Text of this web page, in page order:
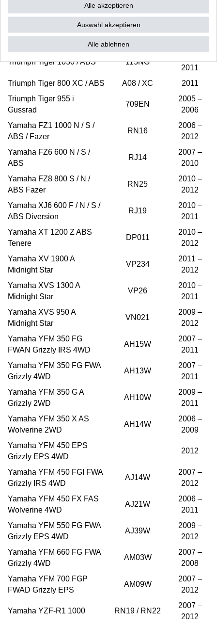
986ME
2010
Triumph Thunderbird 1600 /
B16BA
Triumph Tiger 1050 / ABS 115NG
2011
Triumph Tiger 800 XC / ABS
A08 / XC
2011
Triumph Tiger 955 i
Gussrad
709EN
2005 –
2006
Yamaha FZ1 1000 N / S /
ABS / Fazer
RN16
2006 –
2012
Yamaha FZ6 600 N / S /
ABS
RJ14
2007 –
2010
Yamaha FZ8 800 S / N /
ABS Fazer
RN25
2010 –
2012
Yamaha XJ6 600 F / N / S /
ABS Diversion
RJ19
2010 –
2011
Yamaha XT 1200 Z ABS
Tenere
DP011
2010 –
2012
Yamaha XV 1900 A
Midnight Star
VP234
2011 –
2012
Yamaha XVS 1300 A
Midnight Star
VP26
2010 –
2011
Yamaha XVS 950 A
Midnight Star
VN021
2009 –
2012
Yamaha YFM 350 FG
FWAN Grizzly IRS 4WD
AH15W
2007 –
2011
Yamaha YFM 350 FG FWA
Grizzly 4WD
AH13W
2007 –
2011
Yamaha YFM 350 G A
Grizzly 2WD
AH10W
2009 –
2011
Yamaha YFM 350 X AS
Wolverine 2WD
AH14W
2006 –
2009
Yamaha YFM 450 EPS
Grizzly EPS 4WD
2012
Yamaha YFM 450 FGI FWA
Grizzly IRS 4WD
AJ14W
2007 –
2012
Yamaha YFM 450 FX FAS
Wolverine 4WD
AJ21W
2006 –
2011
Yamaha YFM 550 FG FWA
Grizzly EPS 4WD
AJ39W
2009 –
2012
Yamaha YFM 660 FG FWA
Grizzly 4WD
AM03W
2007 –
2008
Yamaha YFM 700 FGP
FWAD Grizzly EPS
AM09W
2007 –
2012
Yamaha YZF-R1 1000 RN19 / RN22
2007 –
2012
Alle akzeptieren
Auswahl akzeptieren
Alle ablehnen